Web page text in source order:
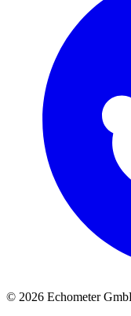
© 2026 Echometer